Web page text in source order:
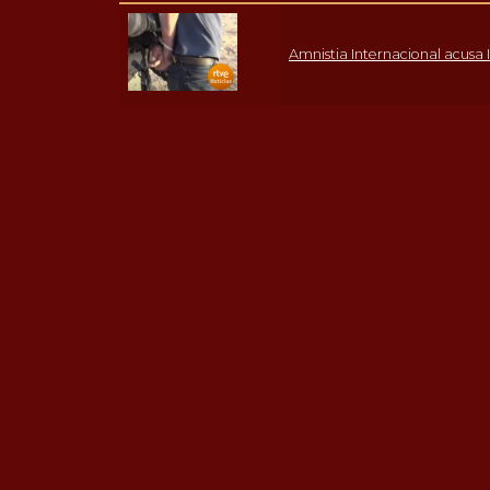
Amnistia Internacional acusa